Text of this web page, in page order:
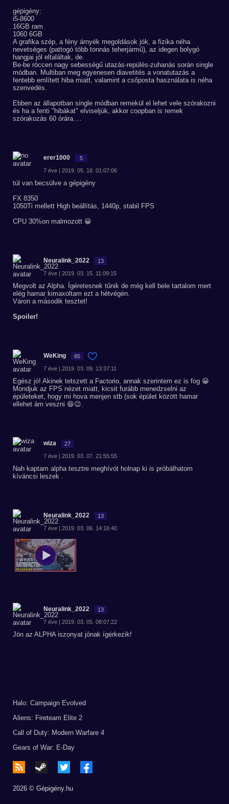
gépigény:
i5-8600
16GB ram
1060 6GB
A grafika szép, a fény árnyék megoldások jók, a fizika néha
nevetséges (pattogó több tonnás teherjármű), az idegen bolygó
hangjai jól eltaláltak, de.
Be-be röccen nagy sebességű utazás-repülés-zuhanás során single
módban. Multiban meg egyenesen diavetités a vonatutazás a
fentebb említett hiba miatt, valamint a csőposta használata is néha
szenvedés.
Ebben az állapotban single módban remekül el lehet vele szórakozni
és ha a fenti "hibákat" elviseljük, akkor coopban is remek
szórakozás 60 órára.…
erer1000 5
7 éve | 2019. 05. 18. 01:07:06
túl van becsülve a gépigény
FX 8350
1050Ti mellett High beállítás, 1440p, stabil FPS
CPU 30%on malmozott 😀
Neuralink_2022 13
7 éve | 2019. 03. 15. 11:09:15
Megvolt az Alpha. Ígéretesnek tűnik de még kell bele tartalom mert
elég hamar kimaxoltam ezt a hétvégén.
Váron a második tesztet!
Spoiler!
WeKing 65
7 éve | 2019. 03. 09. 13:37:11
Egész jó! Akinek tetszett a Factorio, annak szerintem ez is fog 😀
Mondjuk az FPS nézet miatt, kicsit furább menedzselni az
épületeket, hogy mi hova menjen stb (sok épület között hamar
ellehet ám veszni 😆😉.
wiza 27
7 éve | 2019. 03. 07. 21:55:55
Nah kaptam alpha tesztre meghívót holnap ki is próbálhatom
kíváncsi leszek .
Neuralink_2022 13
7 éve | 2019. 03. 06. 14:16:40
Neuralink_2022 13
7 éve | 2019. 03. 05. 08:07:22
Jön az ALPHA iszonyat jónak ígérkezik!
Halo: Campaign Evolved
Aliens: Fireteam Elite 2
Call of Duty: Modern Warfare 4
Gears of War: E-Day
2026 © Gépigény.hu